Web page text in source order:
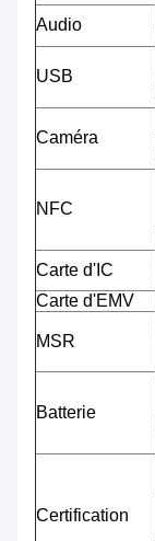
Audio
USB
Caméra
NFC
Carte d'IC
Carte d'EMV
MSR
Batterie
Certification